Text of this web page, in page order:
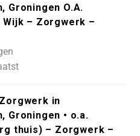
Groningen O.A.
– Zorgwerk –
in
Groningen • o.a.
thuis) – Zorgwerk –